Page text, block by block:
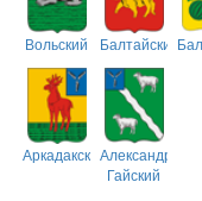
Вольский Балтайский
АркадакскийАлександрово-
Гайский